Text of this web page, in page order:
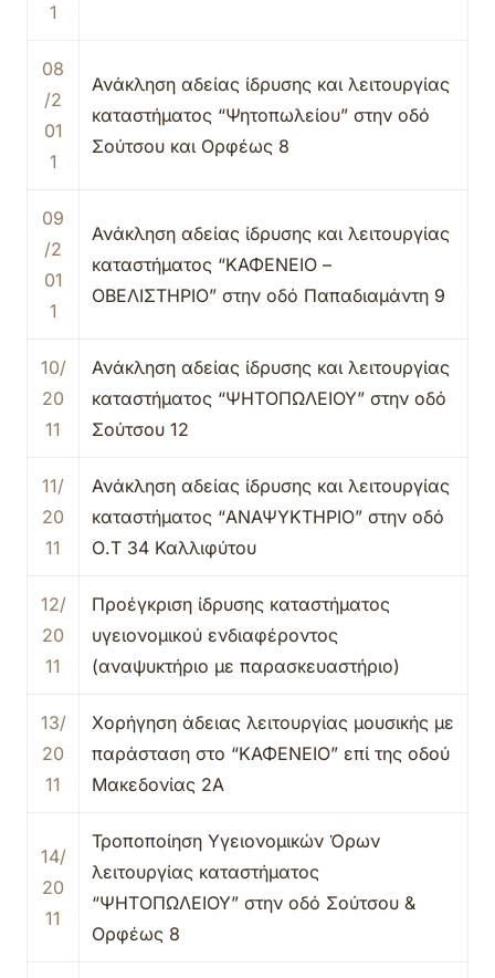
1
08
/2
01
1
Ανάκληση αδείας ίδρυσης και λειτουργίας
καταστήματος “Ψητοπωλείου” στην οδό
Σούτσου και Ορφέως 8
09
/2
01
1
Ανάκληση αδείας ίδρυσης και λειτουργίας
καταστήματος “ΚΑΦΕΝΕΙΟ –
ΟΒΕΛΙΣΤΗΡΙΟ” στην οδό Παπαδιαμάντη 9
10/
20
11
Ανάκληση αδείας ίδρυσης και λειτουργίας
καταστήματος “ΨΗΤΟΠΩΛΕΙΟΥ” στην οδό
Σούτσου 12
11/
20
11
Ανάκληση αδείας ίδρυσης και λειτουργίας
καταστήματος “ΑΝΑΨΥΚΤΗΡΙΟ” στην οδό
Ο.Τ 34 Καλλιφύτου
12/
20
11
Προέγκριση ίδρυσης καταστήματος
υγειονομικού ενδιαφέροντος
(αναψυκτήριο με παρασκευαστήριο)
13/
20
11
Χορήγηση άδειας λειτουργίας μουσικής με
παράσταση στο “ΚΑΦΕΝΕΙΟ” επί της οδού
Μακεδονίας 2Α
14/
20
11
Τροποποίηση Υγειονομικών Όρων
λειτουργίας καταστήματος
“ΨΗΤΟΠΩΛΕΙΟΥ” στην οδό Σούτσου &
Ορφέως 8